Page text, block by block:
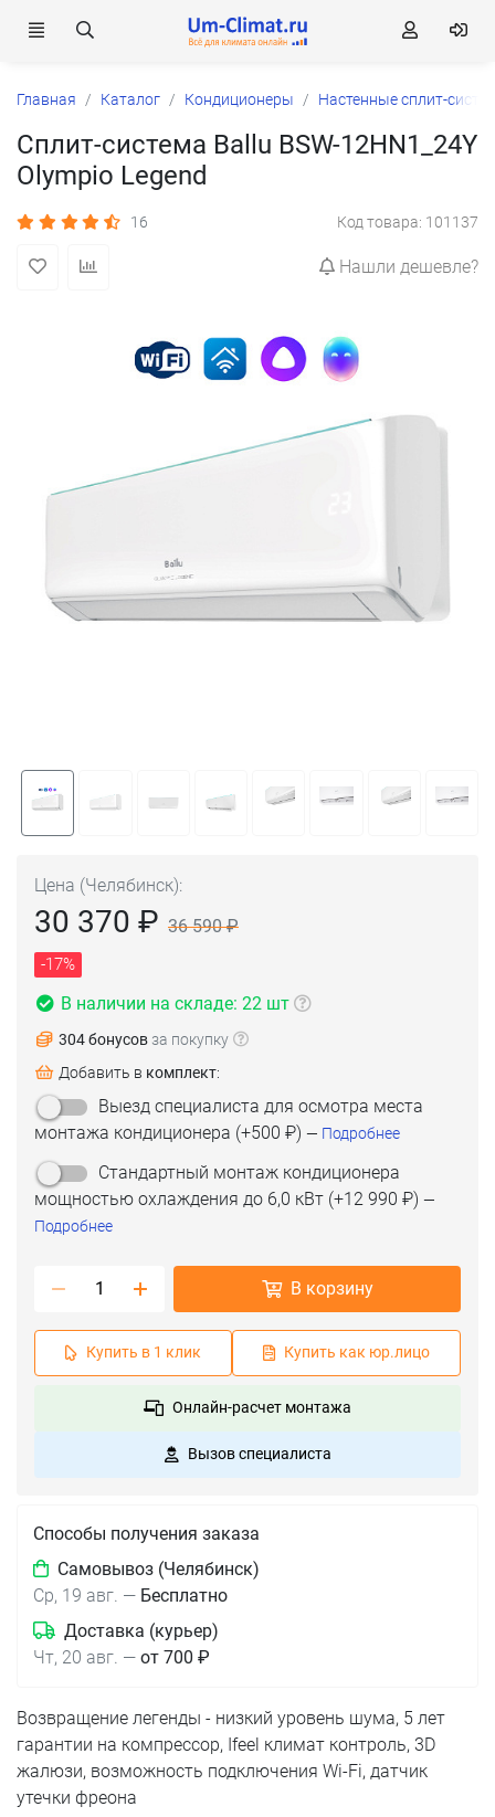
Главная Каталог Кондиционеры Настенные сплит-
Сплит-система Ballu BSW-12HN1_24Y
Olympio Legend
16 Код товара: 101137
Нашли дешевле?
Цена (Челябинск):
30 370 ₽ 36 590 ₽
-17%
В наличии на складе: 22 шт
304 бонусов за покупку
Добавить в комплект:
Выезд специалиста для осмотра места
монтажа кондиционера (+500 ₽) — Подробнее
Стандартный монтаж кондиционера
мощностью охлаждения до 6,0 кВт (+12 990 ₽) —
Подробнее
В корзину
Купить в 1 клик Купить как юр.лицо
Онлайн-расчет монтажа
Вызов специалиста
Способы получения заказа
Самовывоз (Челябинск)
Ср, 19 авг. — Бесплатно
Доставка (курьер)
Чт, 20 авг. — от 700 ₽
Возвращение легенды - низкий уровень шума, 5 лет
гарантии на компрессор, Ifeel климат контроль, 3D
жалюзи, возможность подключения Wi-Fi, датчик
утечки фреона